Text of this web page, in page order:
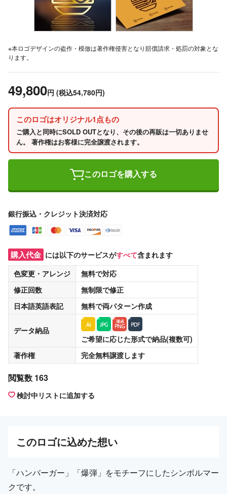
※本ロゴデザインの盗作・模倣は著作権侵害となり賠償請求・処罰の対象とな
ります。
49,800円 (税込54,780円)
このロゴはオリジナル1点もの
ご購入と同時にSOLD OUTとなり、その後の再販は一切ありませ
ん。 著作権はお客様に完全譲渡されます。
このロゴを購入する
銀行振込・クレジット決済対応
購入代金 には以下のサービスがすべて含まれます
色変更・アレンジ
無料で対応
修正回数
無制限で修正
日本語英語表記
無料で両パターン作成
データ納品
ご希望に応じた形式で納品(複数可)
著作権
完全無料譲渡します
閲覧数 163
検討中リストに追加する
このロゴに込めた想い
「ハンバーガー」「爆弾」をモチーフにしたシンボルマー
クです。